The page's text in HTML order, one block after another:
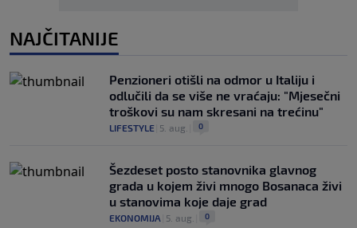
NAJČITANIJE
Penzioneri otišli na odmor u Italiju i
odlučili da se više ne vraćaju: "Mjesečni
troškovi su nam skresani na trećinu"
LIFESTYLE 5. aug. 0
Šezdeset posto stanovnika glavnog
grada u kojem živi mnogo Bosanaca živi
u stanovima koje daje grad
EKONOMIJA 5. aug. 0